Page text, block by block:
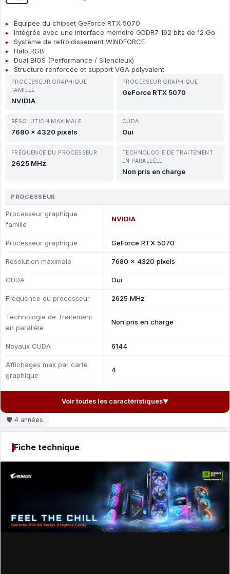
Équipée du chipset GeForce RTX 5070
Intégrée avec une interface mémoire GDDR7 192 bits de 12 Go
Système de refroidissement WINDFORCE
Halo RGB
Dual BIOS (Performance / Silencieux)
Structure renforcée et support VGA polyvalent
PROCESSEUR GRAPHIQUE
FAMILLE
NVIDIA
PROCESSEUR GRAPHIQUE
GeForce RTX 5070
RÉSOLUTION MAXIMALE
7680 x 4320 pixels
CUDA
Oui
FRÉQUENCE DU PROCESSEUR
2625 MHz
TECHNOLOGIE DE TRAITEMENT
EN PARALLÈLE
Non pris en charge
PROCESSEUR
Processeur graphique
famille
NVIDIA
Processeur graphique GeForce RTX 5070
Résolution maximale 7680 x 4320 pixels
CUDA Oui
Fréquence du processeur 2625 MHz
Technologie de Traitement
en parallèle
Non pris en charge
Noyaux CUDA 6144
Affichages max par carte
graphique
4
Voir toutes les caractéristiques▼
🛡 4 années
Fiche technique